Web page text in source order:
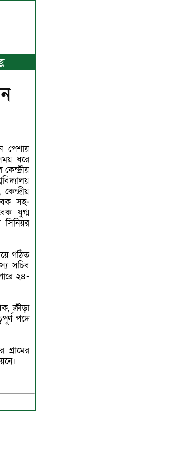
পেশায়
ধরে
সহ-
যুগ্ম
গঠিত
সচিব
২৪-
ক্রীড়া
পদে